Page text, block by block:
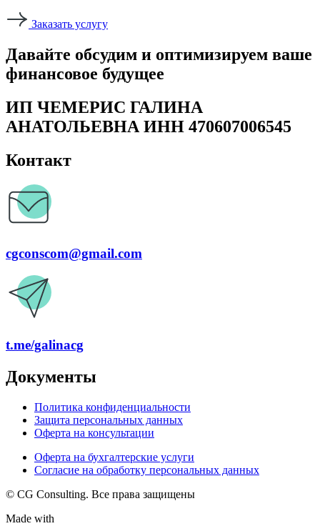
Заказать услугу
Давайте обсудим и оптимизируем ваше
финансовое будущее
ИП ЧЕМЕРИС ГАЛИНА
АНАТОЛЬЕВНА ИНН 470607006545
Контакт
cgconscom@gmail.com
t.me/galinacg
Документы
Политика конфиденциальности
Защита персональных данных
Оферта на консультации
Оферта на бухгалтерские услуги
Согласие на обработку персональных данных
© CG Consulting. Все права защищены
Made with